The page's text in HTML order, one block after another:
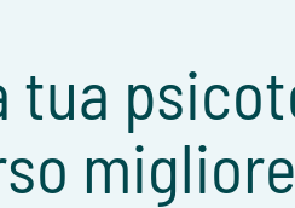
tua
migliore